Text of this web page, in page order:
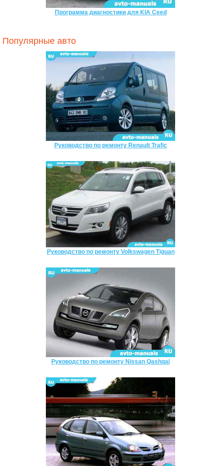
Программа диагностики для KIA Ceed
Популярные авто
Руководство по ремонту Renault Trafic
Руководство по ремонту Volkswagen Tiguan
Руководство по ремонту Nissan Qashqai